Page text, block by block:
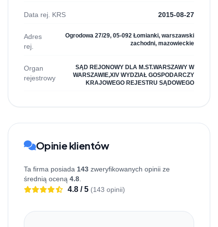
Data rej. KRS 2015-08-27
Adres
rej.
Ogrodowa 27/29, 05-092 Łomianki, warszawski
zachodni, mazowieckie
Organ
rejestrowy
SĄD REJONOWY DLA M.ST.WARSZAWY W
WARSZAWIE,XIV WYDZIAŁ GOSPODARCZY
KRAJOWEGO REJESTRU SĄDOWEGO
Opinie klientów
Ta firma posiada 143 zweryfikowanych opinii ze
średnią oceną 4.8
4.8 / 5 (143 opinii)